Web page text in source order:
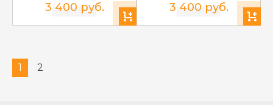
3 400 руб. 3 400 руб.
1 2